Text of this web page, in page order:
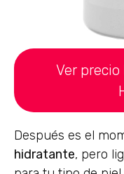
Ver
Después es el
hidratante, pero